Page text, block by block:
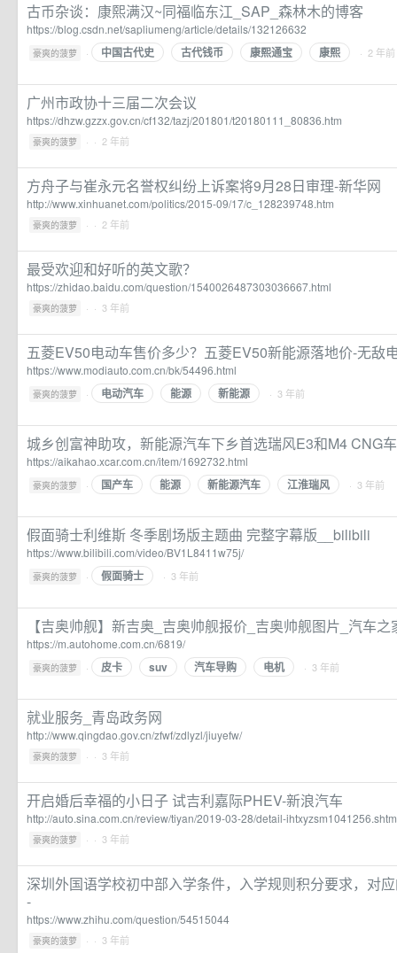
古币杂谈：康熙满汉~同福临东江_SAP_森林木的博客
https://blog.csdn.net/sapliumeng/article/details/132126632
豪爽的菠萝 · 中国古代史 古代钱币 康熙通宝 康熙 · 2 年前
广州市政协十三届二次会议
https://dhzw.gzzx.gov.cn/cf132/tazj/201801/t20180111_80836.htm
豪爽的菠萝 · · 2 年前
方舟子与崔永元名誉权纠纷上诉案将9月28日审理-新华网
http://www.xinhuanet.com/politics/2015-09/17/c_128239748.htm
豪爽的菠萝 · · 2 年前
最受欢迎和好听的英文歌？
https://zhidao.baidu.com/question/1540026487303036667.html
豪爽的菠萝 · · 3 年前
五菱EV50电动车售价多少？五菱EV50新能源落地价-无敌
https://www.modiauto.com.cn/bk/54496.html
豪爽的菠萝 · 电动汽车 能源 新能源 · 3 年前
城乡创富神助攻，新能源汽车下乡首选瑞风E3和M4 CNG
https://aikahao.xcar.com.cn/item/1692732.html
豪爽的菠萝 · 国产车 能源 新能源汽车 江淮瑞风 · 3 年前
假面骑士利维斯 冬季剧场版主题曲 完整字幕版__bilibili
https://www.bilibili.com/video/BV1L8411w75j/
豪爽的菠萝 · 假面骑士 · 3 年前
【吉奥帅舰】新吉奥_吉奥帅舰报价_吉奥帅舰图片_汽车之
https://m.autohome.com.cn/6819/
豪爽的菠萝 · 皮卡 suv 汽车导购 电机 · 3 年前
就业服务_青岛政务网
http://www.qingdao.gov.cn/zfwf/zdlyzl/jiuyefw/
豪爽的菠萝 · · 3 年前
开启婚后幸福的小日子 试吉利嘉际PHEV-新浪汽车
http://auto.sina.com.cn/review/tiyan/2019-03-28/detail-
豪爽的菠萝 · · 3 年前
深圳外国语学校初中部入学条件，入学规则积分要求，对
-
https://www.zhihu.com/question/54515044
豪爽的菠萝 · · 3 年前